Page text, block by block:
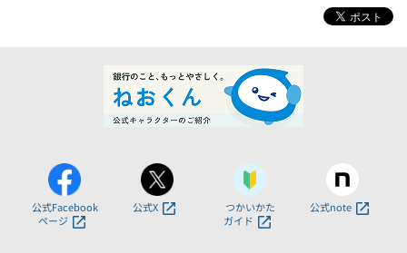
公式Facebook
ページ
公式X
つかいかた
ガイド
公式note